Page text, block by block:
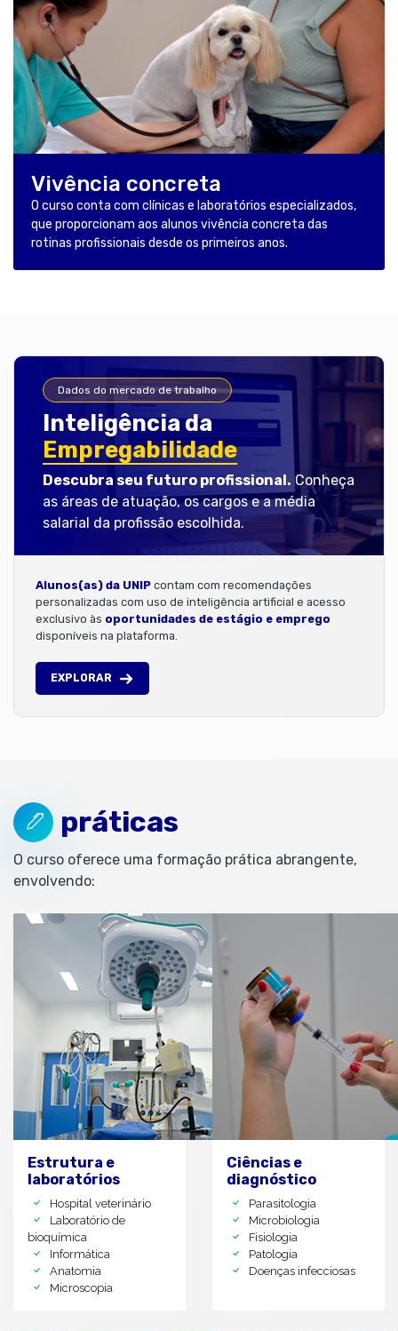
Vivência concreta
O curso conta com clínicas e laboratórios especializados,
que proporcionam aos alunos vivência concreta das
rotinas profissionais desde os primeiros anos.
Dados do mercado de trabalho
Inteligência da
Empregabilidade
Descubra seu futuro profissional. Conheça
as áreas de atuação, os cargos e a média
salarial da profissão escolhida.
Alunos(as) da UNIP contam com recomendações
personalizadas com uso de inteligência artificial e acesso
exclusivo às oportunidades de estágio e emprego
disponíveis na plataforma.
EXPLORAR
práticas
O curso oferece uma formação prática abrangente,
envolvendo:
Estrutura e
laboratórios
Hospital veterinário
Laboratório de
bioquímica
Informática
Anatomia
Microscopia
Ciências e
diagnóstico
Parasitologia
Microbiologia
Fisiologia
Patologia
Doenças infecciosas